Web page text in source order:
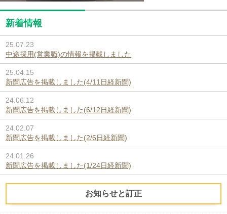
新着情報
25.07.23
中途採用(営業職)の情報を掲載しました
25.04.15
新聞広告を掲載しました(4/11日経新聞)
24.06.12
新聞広告を掲載しました(6/12日経新聞)
24.02.07
新聞広告を掲載しました(2/6日経新聞)
24.01.26
新聞広告を掲載しました(1/24日経新聞)
お知らせと訂正